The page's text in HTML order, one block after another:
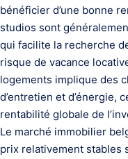
bénéficier d’une bonne
studios sont
qui facilite la recherche
risque de vacance
logements implique des
d’entretien et d’énergie,
rentabilité globale de
Le marché immobilier
prix relativement stables